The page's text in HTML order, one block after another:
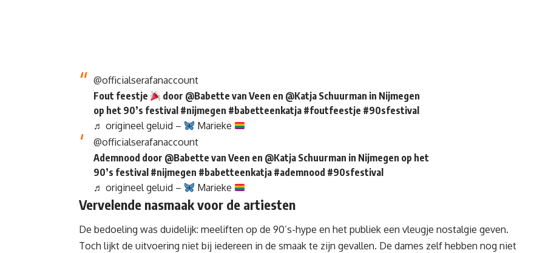
@officialserafanaccount
Fout feestje
door @Babette van Veen en @Katja Schuurman in Nijmegen
op het 90’s festival #nijmegen #babetteenkatja #foutfeestje #90sfestival
♬ origineel geluid –
Marieke
@officialserafanaccount
Ademnood door @Babette van Veen en @Katja Schuurman in Nijmegen op het
90’s festival #nijmegen #babetteenkatja #ademnood #90sfestival
♬ origineel geluid –
Marieke
Vervelende nasmaak voor de artiesten
De bedoeling was duidelijk: meeliften op de 90’s-hype en het publiek een vleugje nostalgie geven.
Toch lijkt de uitvoering niet bij iedereen in de smaak te zijn gevallen. De dames zelf hebben nog niet